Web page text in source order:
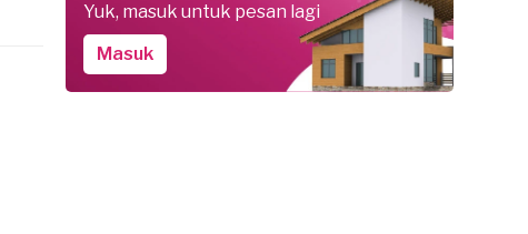
Yuk, masuk untuk pesan lagi
Masuk